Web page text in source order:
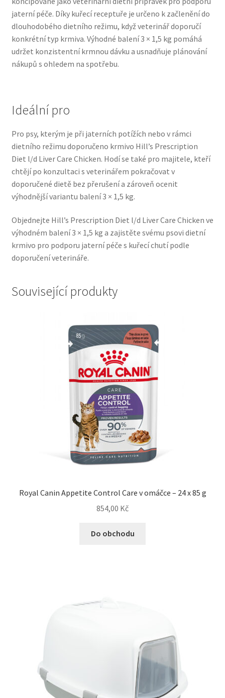
Royal Canin pro psy
Veterinární dieta pro psy
Vodítka a obojky
jaterní péče. Díky kuřecí receptuře je určeno k začlenění do
dlouhodobého dietního režimu, když veterinář doporučí
konkrétní typ krmiva. Výhodné balení 3 × 1,5 kg pomáhá
udržet konzistentní krmnou dávku a usnadňuje plánování
nákupů s ohledem na spotřebu.
Ideální pro
Pro psy, kterým je při jaterních potížích nebo v rámci
dietního režimu doporučeno krmivo Hill’s Prescription
Diet l/d Liver Care Chicken. Hodí se také pro majitele, kteří
chtějí po konzultaci s veterinářem pokračovat v
doporučené dietě bez přerušení a zároveň ocenit
výhodnější variantu balení 3 × 1,5 kg.
Objednejte Hill’s Prescription Diet l/d Liver Care Chicken ve
výhodném balení 3 × 1,5 kg a zajistěte svému psovi dietní
krmivo pro podporu jaterní péče s kuřecí chutí podle
doporučení veterináře.
Související produkty
Royal Canin Appetite Control Care v omáčce – 24 x 85 g
854,00 Kč
Do obchodu